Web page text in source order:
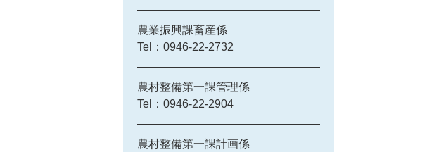
農業振興課畜産係
Tel：0946-22-2732
農村整備第一課管理係
Tel：0946-22-2904
農村整備第一課計画係